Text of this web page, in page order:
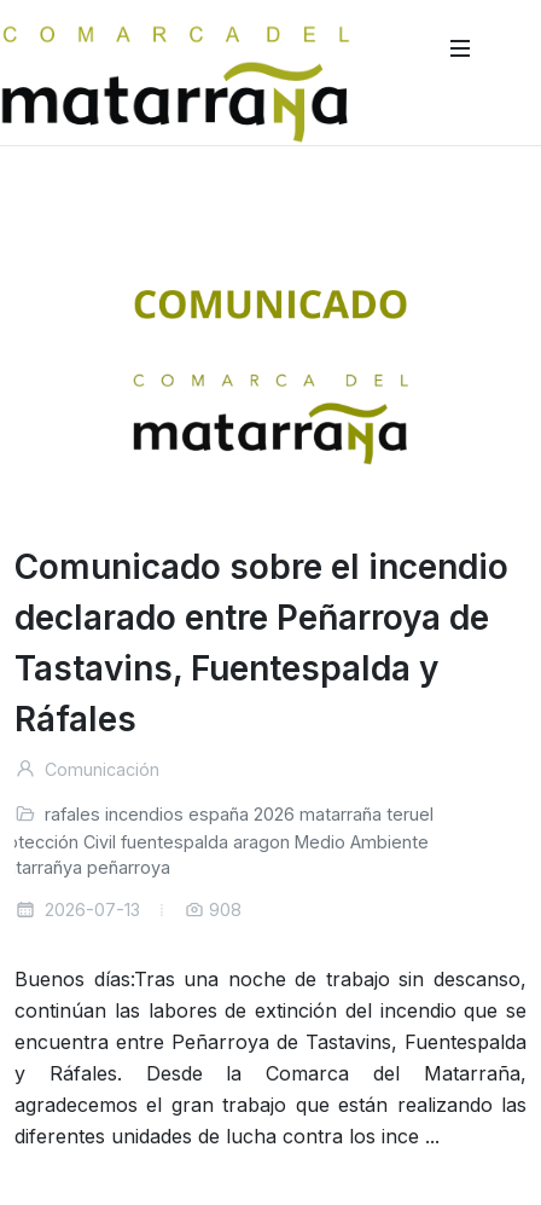
Comunicado sobre el incendio
declarado entre Peñarroya de
Tastavins, Fuentespalda y
Ráfales
Comunicación
rafales incendios españa 2026 matarraña teruel
Civil fuentespalda aragon Medio Ambiente
peñarroya
2026-07-13 908
Buenos días:Tras una noche de trabajo sin descanso,
continúan las labores de extinción del incendio que se
encuentra entre Peñarroya de Tastavins, Fuentespalda
y Ráfales. Desde la Comarca del Matarraña,
agradecemos el gran trabajo que están realizando las
diferentes unidades de lucha contra los ince ...